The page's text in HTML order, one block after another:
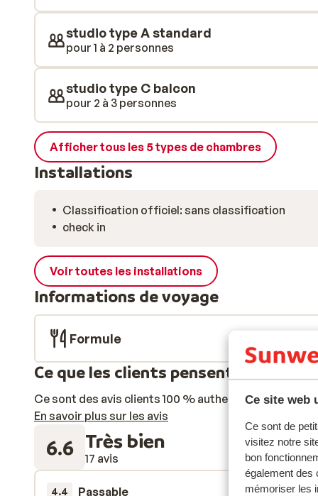
Ce site web
Ce sont de
visitez notre
bon
également des
mémoriser les
studio type A standard
pour 1 à 2 personnes
studio type C balcon
pour 2 à 3 personnes
Afficher tous les 5 types de chambres
Installations
Classification officiel: sans classification
check in
Voir toutes les installations
Informations de voyage
Formule
Ce que les clients pensent
Ce sont des avis clients 100 % authentiques qui
En savoir plus sur les avis
6.6 Très bien
17 avis
4.4 Passable
14 mars